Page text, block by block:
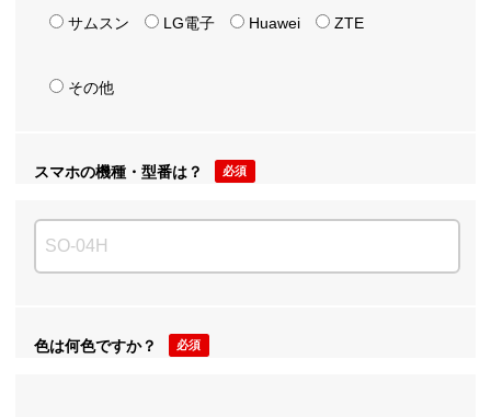
サムスン LG電子 Huawei ZTE
その他
スマホの機種・型番は？ 必須
色は何色ですか？ 必須